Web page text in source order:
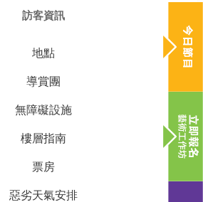
訪客資訊
地點
導賞團
無障礙設施
樓層指南
票房
惡劣天氣安排